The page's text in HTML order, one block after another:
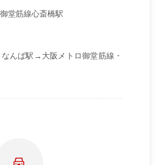
堂筋線心斎橋駅
んば駅→大阪メトロ御堂筋線・